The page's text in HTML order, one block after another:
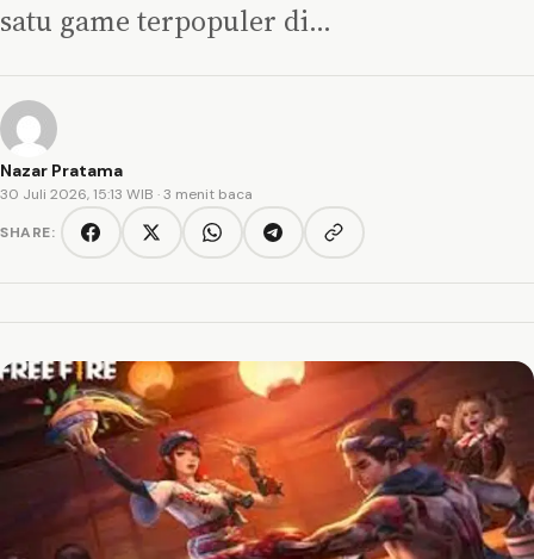
satu game terpopuler di…
Nazar Pratama
30 Juli 2026, 15:13 WIB · 3 menit baca
SHARE:
FacebookTwitter/XWhatsAppTelegramCopy link